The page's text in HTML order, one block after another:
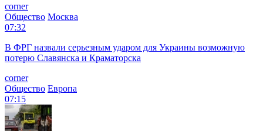
corner
Общество Москва
07:32
В ФРГ назвали серьезным ударом для Украины возможную
потерю Славянска и Краматорска
corner
Общество Европа
07:15